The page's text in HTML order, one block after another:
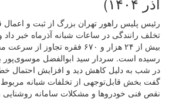
تخلف رانندگی در ساعات شبانه آذرماه خبر داد و
بیش از ۲۴ هزار و ۶۷۰ فقره تجاوز از
رسیده است. سردار سید ابوالفضل موسوی‌پور با
در شب به دلیل کاهش دید و افزایش احتمال خطا
گفت بخش قابل‌توجهی از تخلفات شبانه مربوط
نقص فنی خودروها و مشکلات سامانه روشنایی